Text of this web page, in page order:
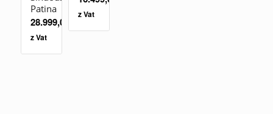
Patina
28.999,00
z Vat
z Vat